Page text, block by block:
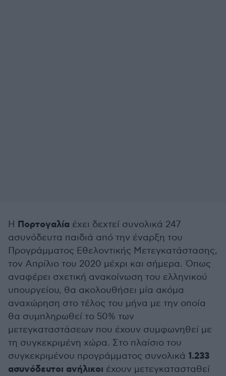
Η Πορτογαλία έχει δεχτεί συνολικά 247
ασυνόδευτα παιδιά από την έναρξη του
Προγράμματος Εθελοντικής Μετεγκατάστασης,
τον Απρίλιο του 2020 μέχρι και σήμερα. Όπως
αναφέρει σχετική ανακοίνωση του ελληνικού
υπουργείου, θα ακολουθήσει μία ακόμα
αναχώρηση στο τέλος του μήνα με την οποία
θα συμπληρωθεί το 50% των
μετεγκαταστάσεων που έχουν συμφωνηθεί με
τη συγκεκριμένη χώρα. Στο πλαίσιο του
συγκεκριμένου προγράμματος συνολικά 1.233
ασυνόδευτοι ανήλικοι έχουν μετεγκατασταθεί